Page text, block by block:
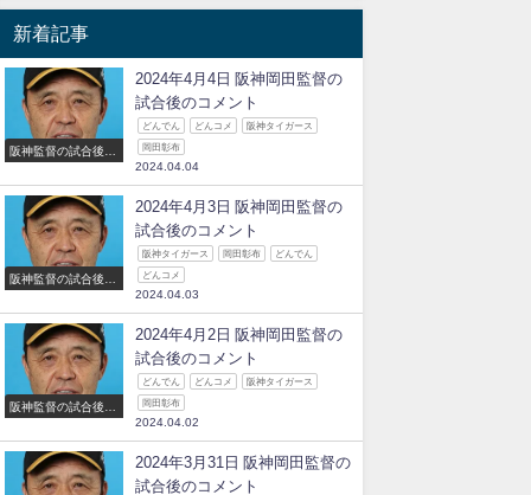
新着記事
阪神監督の試合後の
2024年4月4日 阪神岡田監督の
試合後のコメント
どんでん どんコメ 阪神タイガース
岡田彰布
2024.04.04
阪神監督の試合後の
2024年4月3日 阪神岡田監督の
試合後のコメント
阪神タイガース 岡田彰布 どんでん
どんコメ
2024.04.03
阪神監督の試合後の
2024年4月2日 阪神岡田監督の
試合後のコメント
どんでん どんコメ 阪神タイガース
岡田彰布
2024.04.02
2024年3月31日 阪神岡田監督の
試合後のコメント